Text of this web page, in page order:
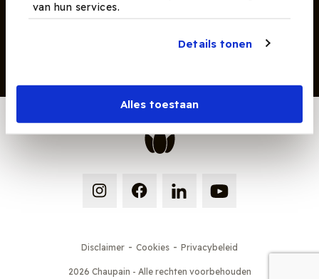
van hun services.
Details tonen
Alles toestaan
Disclaimer - Cookies - Privacybeleid
2026 Chaupain - Alle rechten voorbehouden